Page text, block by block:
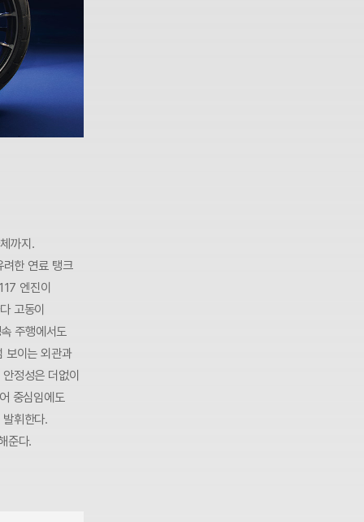
까지.
한 연료 탱크
엔진이
고동이
주행에서도
보이는 외관과
정성은 더없이
중심임에도
휘한다.
준다.